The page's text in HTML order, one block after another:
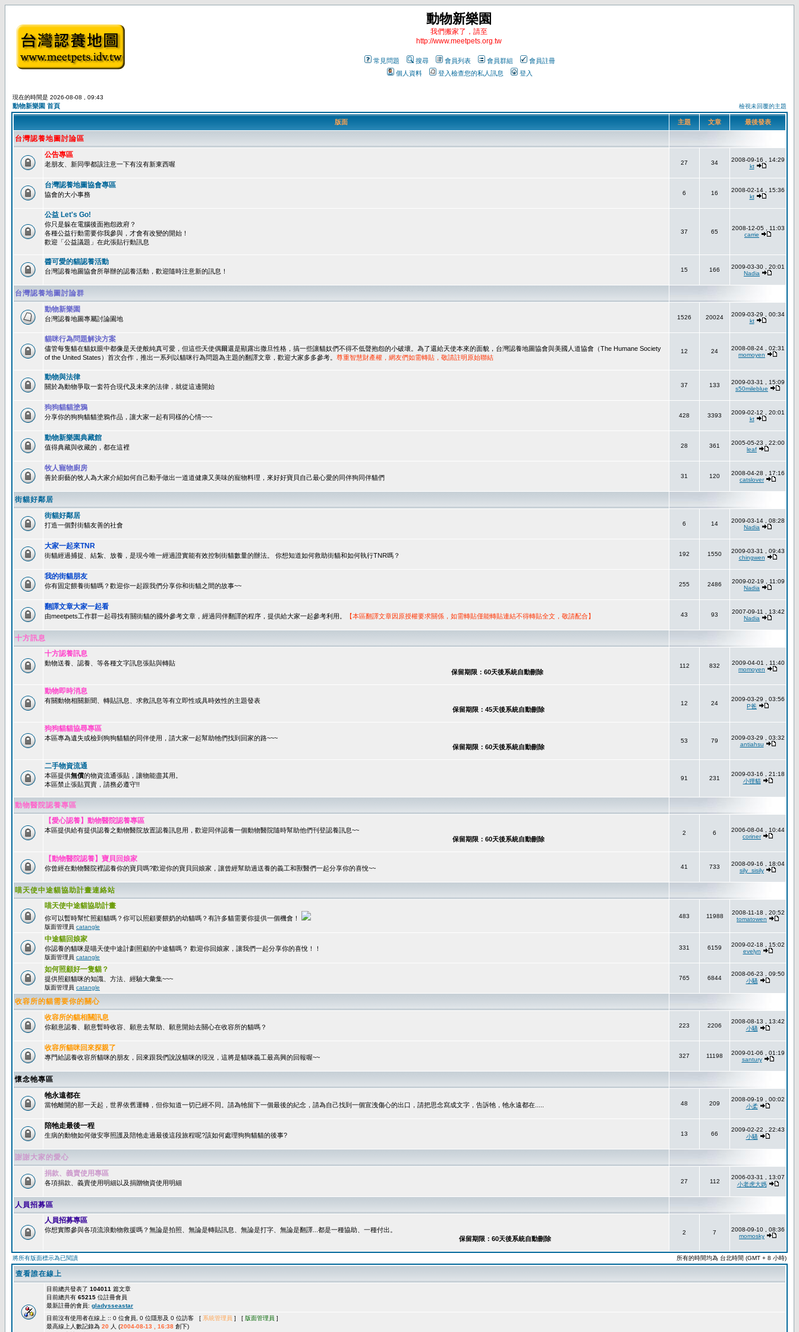
動物新樂園
我們搬家了，請至
http://www.meetpets.org.tw
常見問題 搜尋 會員列表 會員群組
會員註冊
個人資料
登入檢查您的私人訊息 登入
現在的時間是 2026-08-08 , 09:43
動物新樂園 首頁 檢視未回覆的主題
版面 主題 文章 最後發表
台灣認養地圖討論區
公告專區
老朋友、新同學都該注意一下有沒有新東西喔 27 34
2008-09-16 , 14:29
kt
台灣認養地圖協會專區
協會的大小事務 6 16
2008-02-14 , 15:36
kt
公益 Let's Go!
你只是躲在電腦後面抱怨政府？
各種公益行動需要你我參與，才會有改變的開始！
歡迎「公益議題」在此張貼行動訊息
37 65
2008-12-05 , 11:03
carrie
醬可愛的貓認養活動
台灣認養地圖協會所舉辦的認養活動，歡迎隨時注意新的訊息！ 15 166
2009-03-30 , 20:01
Nadia
台灣認養地圖討論群
動物新樂園
台灣認養地圖專屬討論園地 1526 20024
2009-03-29 , 00:34
kt
貓咪行為問題解決方案
儘管每隻貓在貓奴眼中都像是天使般純真可愛，但這些天使偶爾還是顯露出撒旦性格，搞一些讓貓奴們不得不低聲抱怨的小破壞。為了還給天使本來的面貌，台灣認養地圖協會與美國人道協會（The Humane Society
of the United States）首次合作，推出一系列以貓咪行為問題為主題的翻譯文章，歡迎大家多多參考。 尊重智慧財產權，網友們如需轉貼，敬請註明原始聯結
12 24
2008-08-24 , 02:31
momoyen
動物與法律
關於為動物爭取一套符合現代及未來的法律，就從這邊開始 37 133
2009-03-31 , 15:09
s50mileblue
狗狗貓貓塗鴉
分享你的狗狗貓貓塗鴉作品，讓大家一起有同樣的心情~~~ 428 3393
2009-02-12 , 20:01
kt
動物新樂園典藏館
值得典藏與收藏的，都在這裡 28 361
2005-05-23 , 22:00
leaf
牧人寵物廚房
善於廚藝的牧人為大家介紹如何自己動手做出一道道健康又美味的寵物料理，來好好寶貝自己最心愛的同伴狗同伴貓們 31 120
2008-04-28 , 17:16
catslover
街貓好鄰居
街貓好鄰居
打造一個對街貓友善的社會 6 14
2009-03-14 , 08:28
Nadia
大家一起來TNR
街貓經過捕捉、結紮、放養，是現今唯一經過證實能有效控制街貓數量的辦法。 你想知道如何救助街貓和如何執行TNR嗎？ 192 1550
2009-03-31 , 09:43
chingwen
我的街貓朋友
你有固定餵養街貓嗎？歡迎你一起跟我們分享你和街貓之間的故事~~ 255 2486
2009-02-19 , 11:09
Nadia
翻譯文章大家一起看
由meetpets工作群一起尋找有關街貓的國外參考文章，經過同伴翻譯的程序，提供給大家一起參考利用。 【本區翻譯文章因原授權要求關係，如需轉貼僅能轉貼連結不得轉貼全文，敬請配合】 43 93
2007-09-11 , 13:42
Nadia
十方訊息
十方認養訊息
動物送養、認養、等各種文字訊息張貼與轉貼
保留期限：60天後系統自動刪除
112 832
2009-04-01 , 11:40
momoyen
動物即時消息
有關動物相關新聞、轉貼訊息、求救訊息等有立即性或具時效性的主題發表
保留期限：45天後系統自動刪除
12 24
2009-03-29 , 03:56
P爸
狗狗貓貓協尋專區
本區專為遺失或檢到狗狗貓貓的同伴使用，請大家一起幫助牠們找到回家的路~~~
保留期限：60天後系統自動刪除
53 79
2009-03-29 , 03:32
antiahsu
二手物資流通
本區提供無償的物資流通張貼，讓物能盡其用。
本區禁止張貼買賣，請務必遵守!!
91 231
2009-03-16 , 21:18
小狸貓
動物醫院認養專區
【愛心認養】動物醫院認養專區
本區提供給有提供認養之動物醫院放置認養訊息用，歡迎同伴認養一個動物醫院隨時幫助他們刊登認養訊息~~
保留期限：60天後系統自動刪除
2 6
2006-08-04 , 10:44
coriner
【動物醫院認養】寶貝回娘家
你曾經在動物醫院裡認養你的寶貝嗎?歡迎你的寶貝回娘家，讓曾經幫助過送養的義工和獸醫們一起分享你的喜悅~~ 41 733
2008-09-16 , 18:04
sily_sisily
喵天使中途貓協助計畫連絡站
喵天使中途貓協助計畫
你可以暫時幫忙照顧貓嗎？你可以照顧要餵奶的幼貓嗎？有許多貓需要你提供一個機會！
版面管理員 catangle
483 11988
2008-11-18 , 20:52
tomatowen
中途貓回娘家
你認養的貓咪是喵天使中途計劃照顧的中途貓嗎？ 歡迎你回娘家，讓我們一起分享你的喜悅！！
版面管理員 catangle
331 6159
2009-02-18 , 15:02
evelyn
如何照顧好一隻貓？
提供照顧貓咪的知識、方法、經驗大彙集~~~
版面管理員 catangle
765 6844
2008-06-23 , 09:50
小騷
收容所的貓需要你的關心
收容所的貓相關訊息
你願意認養、願意暫時收容、願意去幫助、願意開始去關心在收容所的貓嗎？ 223 2206
2008-08-13 , 13:42
小騷
收容所貓咪回來探親了
專門給認養收容所貓咪的朋友，回來跟我們說說貓咪的現況，這將是貓咪義工最高興的回報喔~~ 327 11198
2009-01-06 , 01:19
santury
懷念牠專區
牠永遠都在
當牠離開的那一天起，世界依舊運轉，但你知道一切已經不同。請為牠留下一個最後的紀念，請為自己找到一個宣洩傷心的出口，請把思念寫成文字，告訴牠，牠永遠都在..... 48 209
2008-09-19 , 00:02
小柔
陪牠走最後一程
生病的動物如何做安寧照護及陪牠走過最後這段旅程呢?該如何處理狗狗貓貓的後事? 13 66
2009-02-22 , 22:43
小騷
謝謝大家的愛心
捐款、義賣使用專區
各項捐款、義賣使用明細以及捐贈物資使用明細 27 112
2006-03-31 , 13:07
小老虎大媽
人員招募區
人員招募專區
你想實際參與各項流浪動物救援嗎？無論是拍照、無論是轉貼訊息、無論是打字、無論是翻譯...都是一種協助、一種付出。
保留期限：60天後系統自動刪除
2 7
2008-09-10 , 08:36
momosky
將所有版面標示為已閱讀 所有的時間均為 台北時間 (GMT + 8 小時)
查看誰在線上
目前總共發表了 104011 篇文章
目前總共有 65215 位註冊會員
最新註冊的會員: gladysseastar
目前沒有使用者在線上 :: 0 位會員, 0 位隱形及 0 位訪客 [ 系統管理員 ] [ 版面管理員 ]
最高線上人數記錄為 20 人 (2004-08-13 , 16:38 創下)